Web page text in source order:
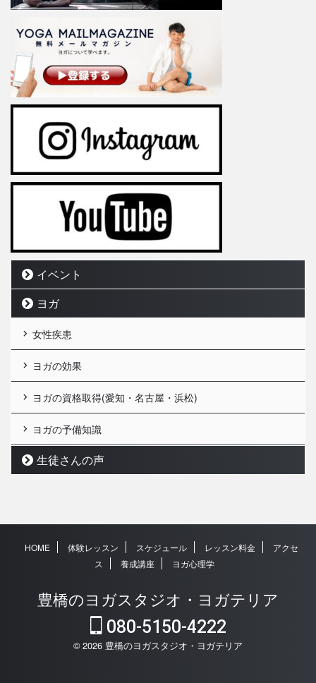
イベント
ヨガ
女性疾患
ヨガの効果
ヨガの資格取得(愛知・名古屋・浜松)
ヨガの予備知識
生徒さんの声
HOME 体験レッスン スケジュール レッスン料金
アクセ
ス
養成講座 ヨガ心理学
豊橋のヨガスタジオ・ヨガテリア
080-5150-4222
© 2026 豊橋のヨガスタジオ・ヨガテリア